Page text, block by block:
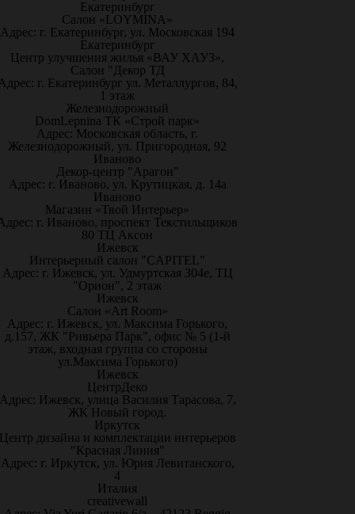
Екатеринбург
Салон «LOYMINA»
Адрес: г. Екатеринбург, ул. Московская 194
Екатеринбург
Центр улучшения жилья «ВАУ ХАУЗ»,
Салон "Декор ТД
г. Екатеринбург ул. Металлургов, 84,
1 этаж
Железнодорожный
DomLepnina ТК «Строй парк»
Адрес: Московская область, г.
Железнодорожный, ул. Пригородная, 92
Иваново
Декор-центр "Арагон"
Адрес: г. Иваново, ул. Крутицкая, д. 14а
Иваново
Магазин «Твой Интерьер»
г. Иваново, проспект Текстильщиков
80 ТЦ Аксон
Ижевск
Интерьерный салон "CAPITEL"
Адрес: г. Ижевск, ул. Удмуртская 304е, ТЦ
"Орион", 2 этаж
Ижевск
Салон «Art Room»
Адрес: г. Ижевск, ул. Максима Горького,
д.157, ЖК "Ривьера Парк", офис № 5 (1-й
этаж, входная группа со стороны
ул.Максима Горького)
Ижевск
ЦентрДеко
Ижевск, улица Василия Тарасова, 7,
ЖК Новый город.
Иркутск
дизайна и комплектации интерьеров
"Красная Линия"
Адрес: г. Иркутск, ул. Юрия Левитанского,
4
Италия
creativewall